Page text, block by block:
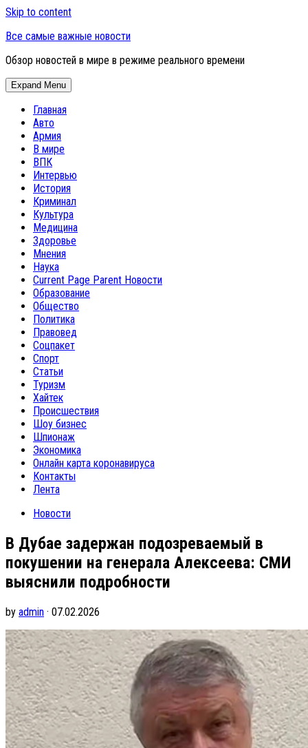
Skip to content
Все самые важные новости
Обзор новостей в мире в режиме реального времени
Expand Menu
Главная
Авто
Армия
В мире
ВПК
Интервью
История
Криминал
Культура
Медицина
Здоровье
Мнения
Наука
Current Page Parent Новости
Образование
Общество
Политика
Правовед
Соцпакет
Спорт
Статьи
Туризм
Хайтек
Происшествия
Шоу бизнес
Шпионаж
Экономика
Онлайн карта коронавируса
Контакты
Лента
Новости
В Дубае задержан подозреваемый в
покушении на генерала Алексеева: СМИ
выяснили подробности
by admin · 07.02.2026